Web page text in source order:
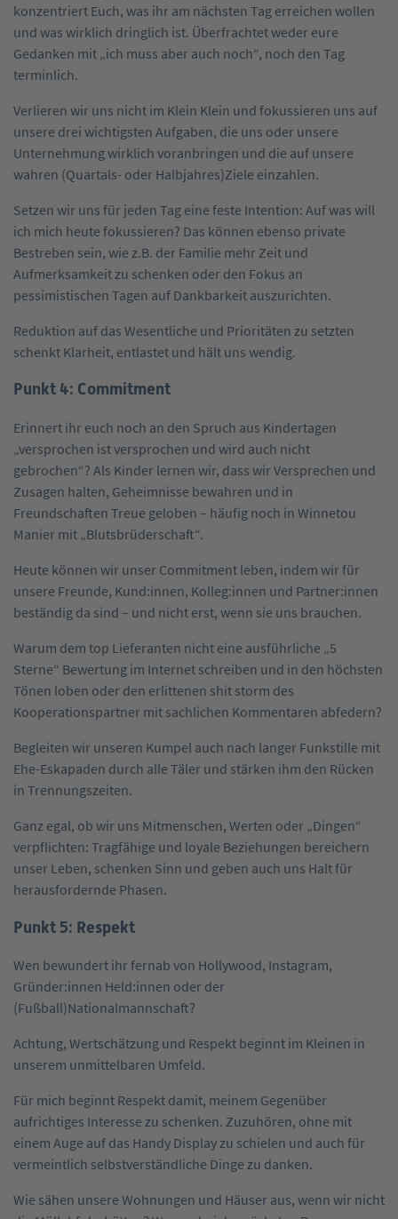
konzentriert Euch, was ihr am nächsten Tag erreichen wollen
und was wirklich dringlich ist. Überfrachtet weder eure
Gedanken mit „ich muss aber auch noch“, noch den Tag
terminlich.
Verlieren wir uns nicht im Klein Klein und fokussieren uns auf
unsere drei wichtigsten Aufgaben, die uns oder unsere
Unternehmung wirklich voranbringen und die auf unsere
wahren (Quartals- oder Halbjahres)Ziele einzahlen.
Setzen wir uns für jeden Tag eine feste Intention: Auf was will
ich mich heute fokussieren? Das können ebenso private
Bestreben sein, wie z.B. der Familie mehr Zeit und
Aufmerksamkeit zu schenken oder den Fokus an
pessimistischen Tagen auf Dankbarkeit auszurichten.
Reduktion auf das Wesentliche und Prioritäten zu setzten
schenkt Klarheit, entlastet und hält uns wendig.
Punkt 4: Commitment
Erinnert ihr euch noch an den Spruch aus Kindertagen
„versprochen ist versprochen und wird auch nicht
gebrochen“? Als Kinder lernen wir, dass wir Versprechen und
Zusagen halten, Geheimnisse bewahren und in
Freundschaften Treue geloben – häufig noch in Winnetou
Manier mit „Blutsbrüderschaft“.
Heute können wir unser Commitment leben, indem wir für
unsere Freunde, Kund:innen, Kolleg:innen und Partner:innen
beständig da sind – und nicht erst, wenn sie uns brauchen.
Warum dem top Lieferanten nicht eine ausführliche „5
Sterne“ Bewertung im Internet schreiben und in den höchsten
Tönen loben oder den erlittenen shit storm des
Kooperationspartner mit sachlichen Kommentaren abfedern?
Begleiten wir unseren Kumpel auch nach langer Funkstille mit
Ehe-Eskapaden durch alle Täler und stärken ihm den Rücken
in Trennungszeiten.
Ganz egal, ob wir uns Mitmenschen, Werten oder „Dingen“
verpflichten: Tragfähige und loyale Beziehungen bereichern
unser Leben, schenken Sinn und geben auch uns Halt für
herausfordernde Phasen.
Punkt 5: Respekt
Wen bewundert ihr fernab von Hollywood, Instagram,
Gründer:innen Held:innen oder der
(Fußball)Nationalmannschaft?
Achtung, Wertschätzung und Respekt beginnt im Kleinen in
unserem unmittelbaren Umfeld.
Für mich beginnt Respekt damit, meinem Gegenüber
aufrichtiges Interesse zu schenken. Zuzuhören, ohne mit
einem Auge auf das Handy Display zu schielen und auch für
vermeintlich selbstverständliche Dinge zu danken.
Wie sähen unsere Wohnungen und Häuser aus, wenn wir nicht